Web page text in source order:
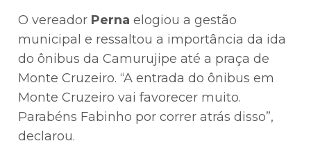
O vereador Perna elogiou a gestão
municipal e ressaltou a importância da ida
do ônibus da Camurujipe até a praça de
Monte Cruzeiro. “A entrada do ônibus em
Monte Cruzeiro vai favorecer muito.
Parabéns Fabinho por correr atrás disso”,
declarou.